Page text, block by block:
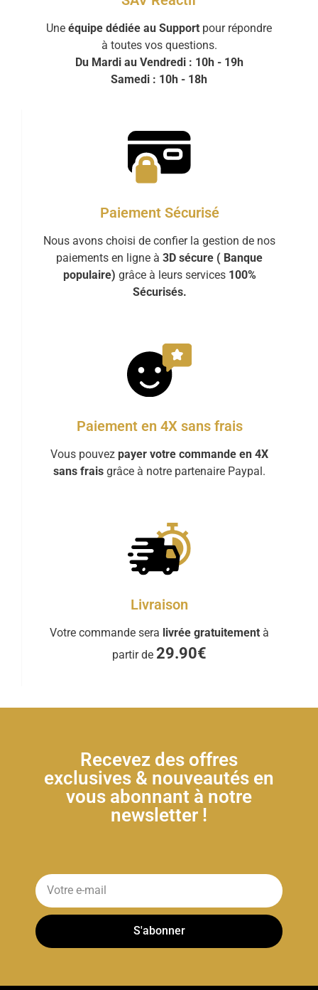
Une équipe dédiée au Support pour répondre
à toutes vos questions.
Du Mardi au Vendredi : 10h - 19h
Samedi : 10h - 18h
Paiement Sécurisé
Nous avons choisi de confier la gestion de nos
paiements en ligne à 3D sécure ( Banque
populaire) grâce à leurs services 100%
Sécurisés.
Paiement en 4X sans frais
Vous pouvez payer votre commande en 4X
sans frais grâce à notre partenaire Paypal.
Livraison
Votre commande sera livrée gratuitement à
partir de 29.90€
Recevez des offres
exclusives & nouveautés en
vous abonnant à notre
newsletter !
S'abonner